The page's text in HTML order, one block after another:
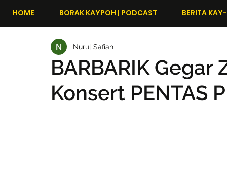
HOME BORAK KAYPOH | PODCAST BERITA
BARBARIK Gegar
Konsert PENTAS
Nurul Safiah